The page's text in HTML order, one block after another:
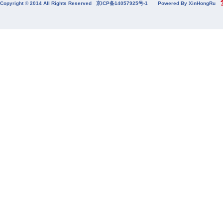
Copyright © 2014 All Rights Reserved 京ICP备14057925号-1 Powered By XinHongRu